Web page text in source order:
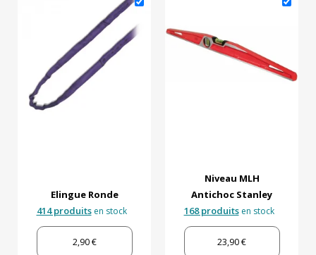
Elingue Ronde
414 produitsen stock
2,90 €
Niveau MLH
Antichoc Stanley
168 produitsen stock
23,90 €